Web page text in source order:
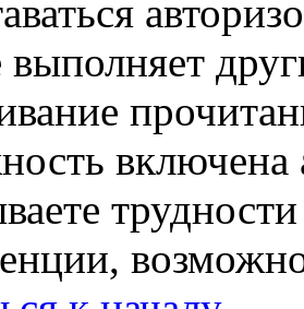
выполняет